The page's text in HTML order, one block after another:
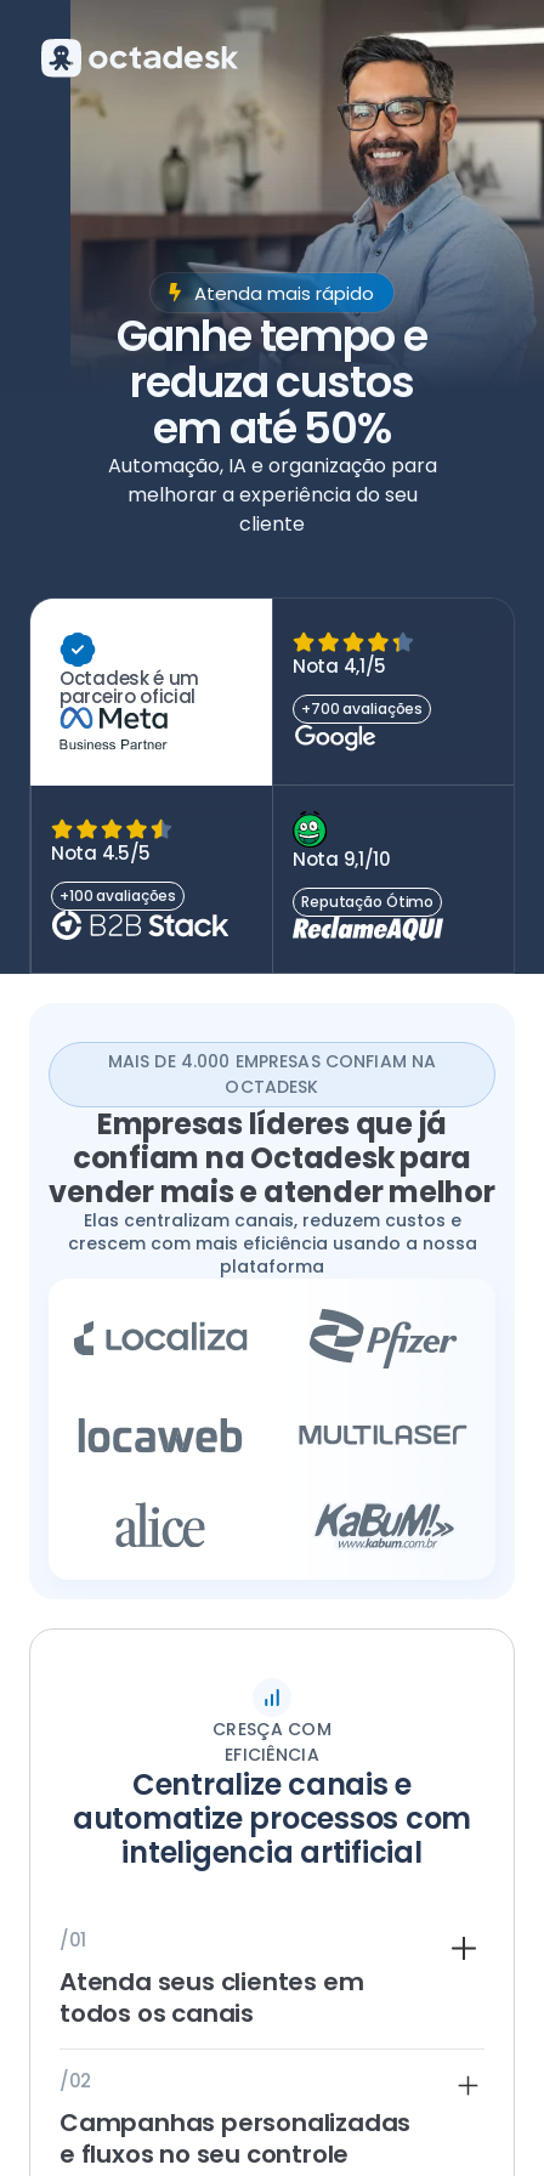
Atenda mais rápido
Ganhe tempo e
reduza custos
em até 50%
Automação, IA e organização para
melhorar a experiência do seu
cliente
Octadesk é um
parceiro oficial
Nota 4,1/5
+700 avaliações
Nota 4.5/5
+100 avaliações
Nota 9,1/10
Reputação Ótimo
MAIS DE 4.000 EMPRESAS CONFIAM NA
OCTADESK
Empresas líderes que já
confiam na Octadesk para
vender mais e atender melhor
Elas centralizam canais, reduzem custos e
crescem com mais eficiência usando a nossa
plataforma
CRESÇA COM
EFICIÊNCIA
Centralize canais e
automatize processos com
inteligencia artificial
/01
Atenda seus clientes em
todos os canais
WhatsApp, Instagram, Messenger, e-mail e
chat no site, todos em uma única
plataforma. Com atendimento omnichannel,
você garante fluidez e consistência em toda
/02
Campanhas personalizadas
e fluxos no seu controle
Octadesk
Online agora